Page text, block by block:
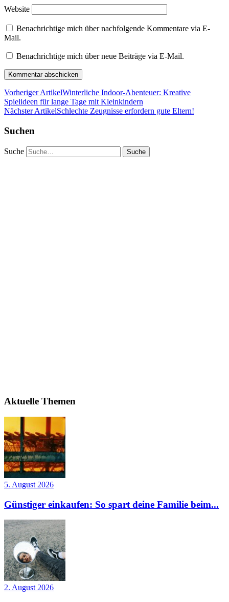
Website
Benachrichtige mich über nachfolgende Kommentare via E-
Mail.
Benachrichtige mich über neue Beiträge via E-Mail.
Vorheriger ArtikelWinterliche Indoor-Abenteuer: Kreative
Spielideen für lange Tage mit Kleinkindern
Nächster ArtikelSchlechte Zeugnisse erfordern gute Eltern!
Suchen
Suche
Aktuelle Themen
5. August 2026
Günstiger einkaufen: So spart deine Familie beim...
2. August 2026